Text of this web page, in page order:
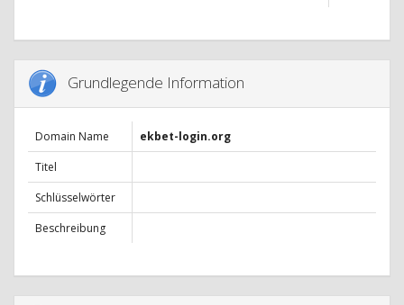
Grundlegende Information
Domain Name
ekbet-login.org
Titel
Schlüsselwörter
Beschreibung